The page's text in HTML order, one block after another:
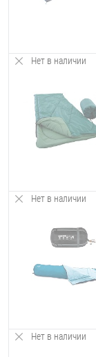
Нет в наличии
Нет в наличии
Нет в наличии